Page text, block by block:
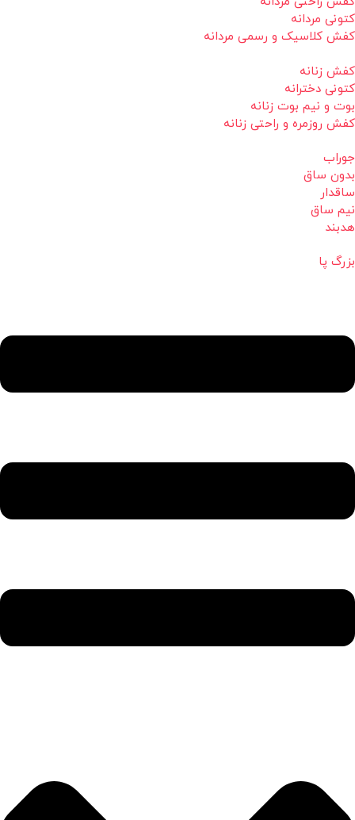
کتونی مردانه
کفش کلاسیک و رسمی مردانه
کفش زنانه
کتونی دخترانه
بوت و نیم بوت زنانه
کفش روزمره و راحتی زنانه
جوراب
بدون ساق
ساقدار
نیم ساق
هدبند
بزرگ پا